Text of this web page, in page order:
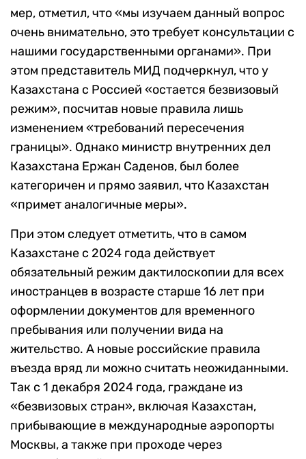
мер, отметил, что «мы изучаем данный вопрос
очень внимательно, это требует консультации с
нашими государственными органами». При
этом представитель МИД подчеркнул, что у
Казахстана с Россией «остается безвизовый
режим», посчитав новые правила лишь
изменением «требований пересечения
границы». Однако министр внутренних дел
Казахстана Ержан Саденов, был более
категоричен и прямо заявил, что Казахстан
«примет аналогичные меры».
При этом следует отметить, что в самом
Казахстане с 2024 года действует
обязательный режим дактилоскопии для всех
иностранцев в возрасте старше 16 лет при
оформлении документов для временного
пребывания или получении вида на
жительство. А новые российские правила
въезда вряд ли можно считать неожиданными.
Так с 1 декабря 2024 года, граждане из
«безвизовых стран», включая Казахстан,
прибывающие в международные аэропорты
Москвы, а также при проходе через